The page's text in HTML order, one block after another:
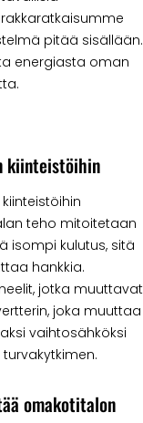
pitää sisällään.
energiasta oman
kiinteistöihin
teho mitoitetaan
isompi kulutus, sitä
hankkia.
jotka muuttavat
joka muuttaa
vaihtosähköksi
omakotitalon